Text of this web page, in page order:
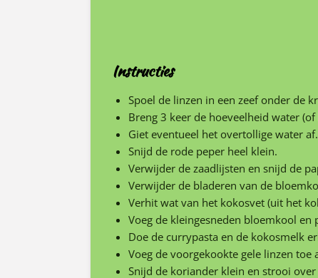
Instructies
Spoel de linzen in een zeef onder de
Breng 3 keer de hoeveelheid water
Giet eventueel het overtollige water af.
Snijd de rode peper heel klein.
Verwijder de zaadlijsten en snijd de
Verwijder de bladeren van de
Verhit wat van het kokosvet (uit het
Voeg de kleingesneden bloemkool en
Doe de currypasta en de kokosmelk
Voeg de voorgekookte gele linzen
Snijd de koriander klein en strooi